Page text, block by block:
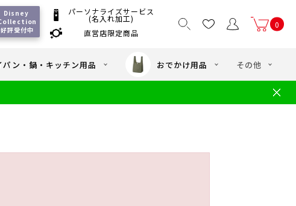
以上送料無料
のeギフト
ギフトのご案内
Disney
好評受付中
パーソナライズサービス
(名入れ加工)
直営店限定商品
0
パン・鍋・キッチン用品 おでかけ用品 その他